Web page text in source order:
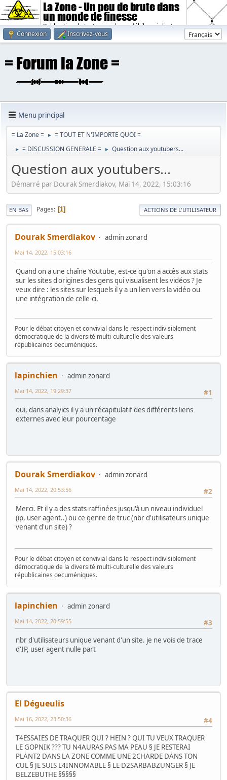
La Zone - Un peu de brute dans
un monde de finesse
Publication de textes sombres, débiles, violents.
Connexion
Inscrivez-vous
Menu principal
= La Zone = ► = TOUT ET N'IMPORTE QUOI =
► = DISCUSSION GENERALE = ► Question aux youtubers...
Question aux youtubers...
Démarré par Dourak Smerdiakov, Mai 14, 2022, 15:03:16
EN BAS Pages 1 ACTIONS DE L'UTILISATEUR
Dourak Smerdiakov admin zonard
Mai 14, 2022, 15:03:16
Quand on a une chaîne Youtube, est-ce qu'on a accès aux stats
sur les sites d'origines des gens qui visualisent les vidéos ? Je
veux dire : les sites sur lesquels il y a un lien vers la vidéo ou
une intégration de celle-ci.
Pour le débat citoyen et convivial dans le respect indivisiblement
démocratique de la diversité multi-culturelle des valeurs
républicaines oecuméniques.
lapinchien
admin zonard
#1
Mai 14, 2022, 19:29:37
oui, dans analyics il y a un récapitulatif des différents liens
externes avec leur pourcentage
Dourak Smerdiakov
admin zonard
#2
Mai 14, 2022, 20:53:56
Merci. Et il y a des stats raffinées jusqu'à un niveau individuel
(ip, user agent..) ou ce genre de truc (nbr d'utilisateurs unique
venant d'un site) ?
Pour le débat citoyen et convivial dans le respect indivisiblement
démocratique de la diversité multi-culturelle des valeurs
républicaines oecuméniques.
lapinchien
admin zonard
#3
Mai 14, 2022, 20:59:55
nbr d'utilisateurs unique venant d'un site. je ne vois de trace
d'IP, user agent nulle part
El Dégueulis
#4
Mai 16, 2022, 23:50:36
T4ESSAIES DE TRAQUER QUI ? HEIN ? QUI TU VEUX TRAQUER
LE GOPNIK ??? TU N4AURAS PAS MA PEAU § JE RESTERAI
PLANT2 DANS LA ZONE COMME UNE 2CHARDE DANS TON
CUL § JE SUIS L4INNOMABLE § LE D2SARBABZUNGER § JE
BELZEBUTHE §§§§§